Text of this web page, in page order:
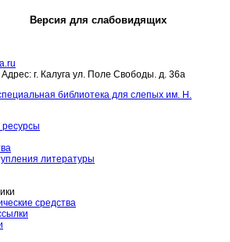
Версия для слабовидящих
г. Калуга ул. Поле Свободы. д. 36а
литературы
средства